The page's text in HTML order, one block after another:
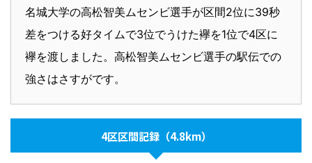
名城大学の高松智美ムセンビ選手が区間2位に39秒
差をつける好タイムで3位でうけた襷を1位で4区に
襷を渡しました。高松智美ムセンビ選手の駅伝での
強さはさすがです。
4区区間記録（4.8km）